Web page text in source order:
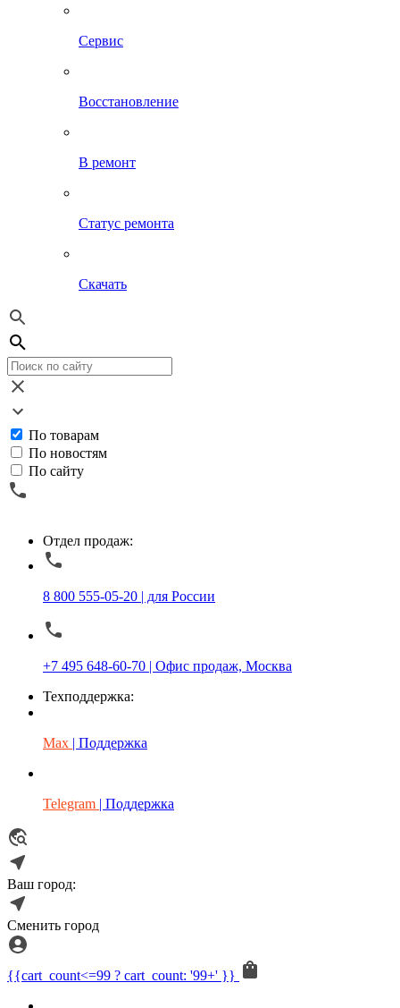
Сервис
Восстановление
В ремонт
Статус ремонта
Скачать
По товарам
По новостям
По сайту
Отдел продаж:
8 800 555-05-20 | для России
+7 495 648-60-70 | Офис продаж, Москва
Техподдержка:
Max | Поддержка
Telegram | Поддержка
Ваш город:
Сменить город
{{cart_count<=99 ? cart_count: '99+' }}